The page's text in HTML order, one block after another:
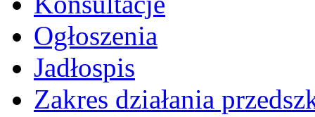
Ogłoszenia
Jadłospis
Zakres działania